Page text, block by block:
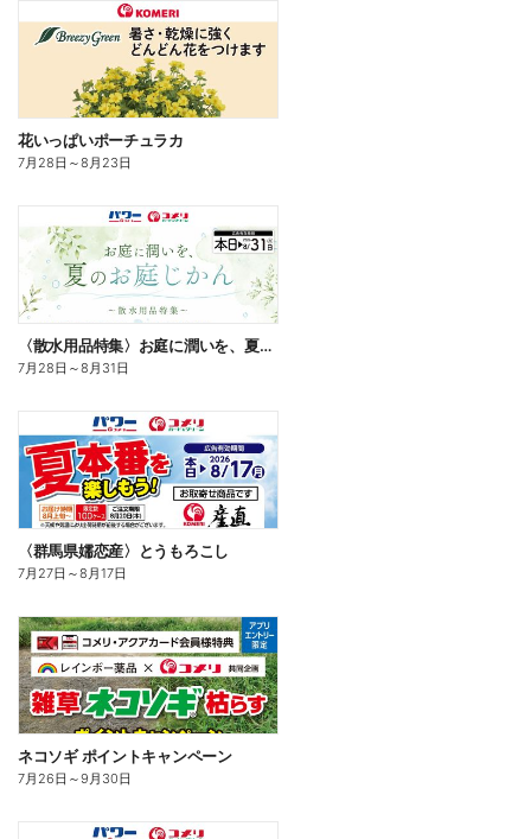
花いっぱいポーチュラカ
7月28日 ～8月23日
〈散水用品特集〉お庭に潤いを、夏のお庭じかん
7月28日 ～8月31日
〈群馬県嬬恋産〉とうもろこし
7月27日 ～8月17日
ネコソギ ポイントキャンペーン
7月26日 ～9月30日